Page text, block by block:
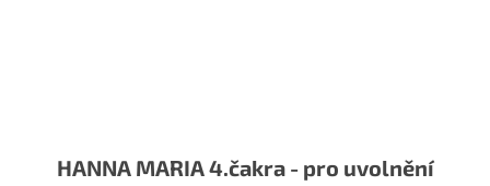
HANNA MARIA 4.čakra - pro uvolnění